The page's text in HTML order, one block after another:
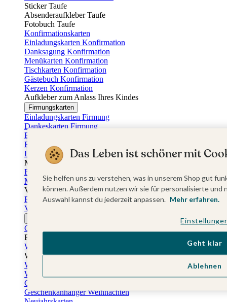
Sticker Taufe
Absenderaufkleber Taufe
Fotobuch Taufe
Konfirmationskarten
Einladungskarten Konfirmation
Danksagung Konfirmation
Menükarten Konfirmation
Tischkarten Konfirmation
Gästebuch Konfirmation
Kerzen Konfirmation
Aufkleber zum Anlass Ihres Kindes
Firmungskarten
Einladungskarten Firmung
Dankeskarten Firmung
Einschulungskarten
Einladungskarten Einschulung
Danksagung Einschulung
Muttertag
Fotogeschenke Muttertag
Muttertagskarten
Vatertag
Fotogeschenke Vatertag
Vatertagskarten
Osterkarten
Fotogeschenke zu Ostern
Weihnachtskarten
Weihnachtskarten selbst gestalten
Weihnachtskarten geschäftlich
Weihnachtsfeier Einladungen
Geschenkaufkleber Weihnachten
Geschenkanhänger Weihnachten
Das Leben ist schöner mit
Sie helfen uns zu verstehen, was in unserem Shop gut
können. Außerdem nutzen wir sie für personalisierte
Auswahl kannst du jederzeit anpassen. Mehr erfahren.
Ablehnen
Geht klar